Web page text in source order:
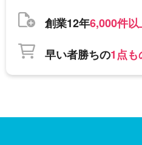
創業12年6,000件
早い者勝ちの1点も